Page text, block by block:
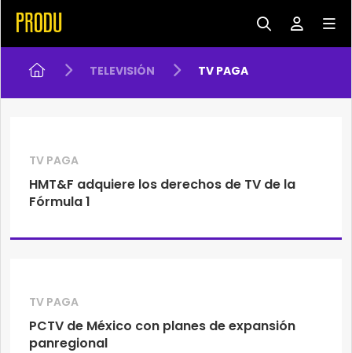
TELEVISIÓN TV PAGA
TV PAGA
HMT&F adquiere los derechos de TV de la
Fórmula 1
TV PAGA
PCTV de México con planes de expansión
panregional